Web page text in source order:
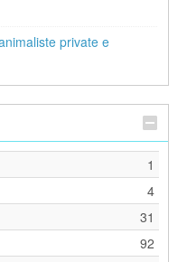
private e
1
4
31
92